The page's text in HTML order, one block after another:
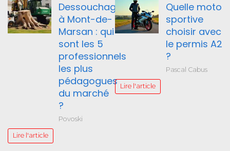
Dessouchage
à Mont-de-
Marsan : qui
sont les 5
professionnels
les plus
pédagogues
du marché
?
Povoski
Lire l'article
Quelle moto
sportive
choisir avec
le permis A2
?
Pascal Cabus
Lire l'article